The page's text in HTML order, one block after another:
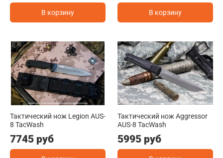
В корзину В корзину
Тактический нож Legion AUS-
8 TacWash
7745 руб
Тактический нож Aggressor
AUS-8 TacWash
5995 руб